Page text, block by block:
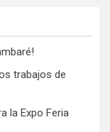
trabajos de
la Expo Feria